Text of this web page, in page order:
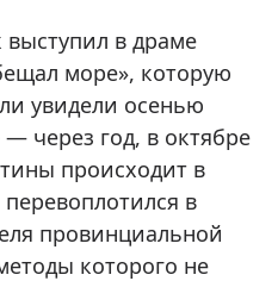
в драме
море», которую
увидели осенью
через год, в октябре
происходит в
в
провинциальной
которого не